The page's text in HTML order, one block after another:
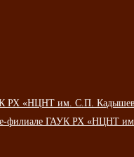
РХ «НЦНТ им. С.П.
филиале ГАУК РХ «НЦНТ